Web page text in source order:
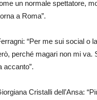
un normale spettatore,
a Roma”.
“Per me sui social o
perché magari non mi va.
accanto”.
Cristalli dell’Ansa: